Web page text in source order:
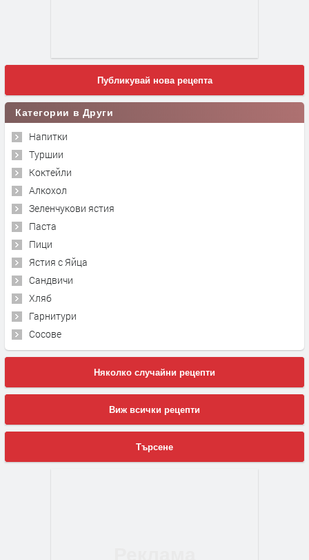
Публикувай нова рецепта
Категории в Други
Напитки
Туршии
Коктейли
Алкохол
Зеленчукови ястия
Паста
Пици
Ястия с Яйца
Сандвичи
Хляб
Гарнитури
Сосове
Няколко случайни рецепти
Виж всички рецепти
Търсене